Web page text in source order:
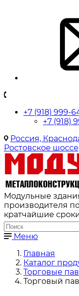
+7 (918) 999-
+7 (918)
Россия,
Ростовское
Модульные
производителя
кратчайшие
Меню
Главная
Каталог
Торговые
Торговый